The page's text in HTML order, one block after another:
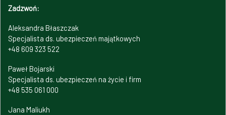
Zadzwoń:
Aleksandra Błaszczak
Specjalista ds. ubezpieczeń majątkowych
+48 609 323 522
Paweł Bojarski
Specjalista ds. ubezpieczeń na życie i firm
+48 535 061 000
Jana Maliukh